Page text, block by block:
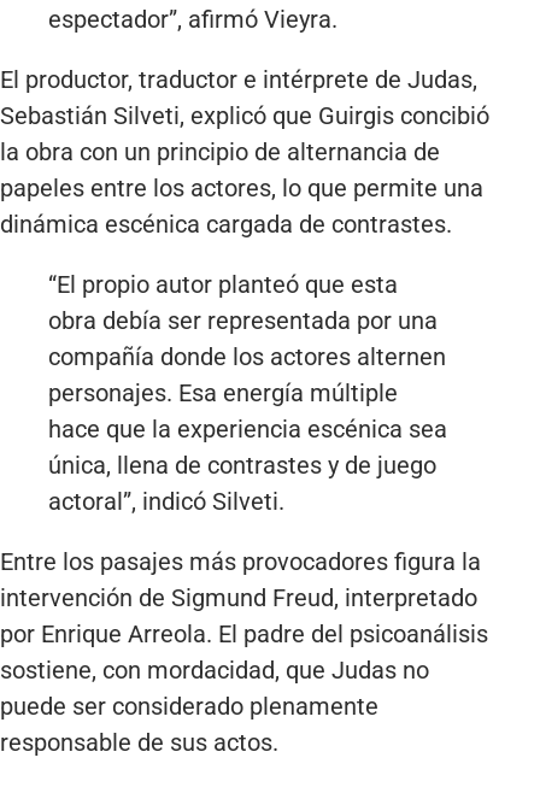
espectador”, afirmó Vieyra.
El productor, traductor e intérprete de Judas,
Sebastián Silveti, explicó que Guirgis concibió
la obra con un principio de alternancia de
papeles entre los actores, lo que permite una
dinámica escénica cargada de contrastes.
“El propio autor planteó que esta
obra debía ser representada por una
compañía donde los actores alternen
personajes. Esa energía múltiple
hace que la experiencia escénica sea
única, llena de contrastes y de juego
actoral”, indicó Silveti.
Entre los pasajes más provocadores figura la
intervención de Sigmund Freud, interpretado
por Enrique Arreola. El padre del psicoanálisis
sostiene, con mordacidad, que Judas no
puede ser considerado plenamente
responsable de sus actos.